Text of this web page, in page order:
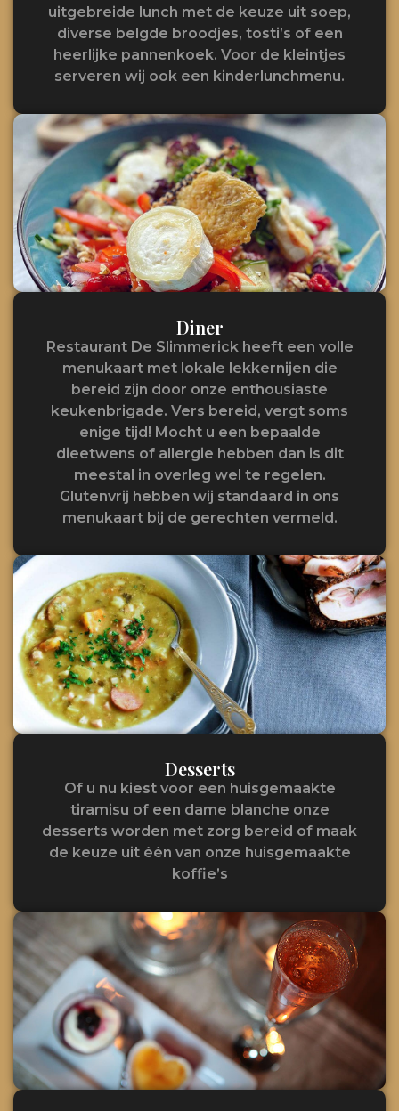
uitgebreide lunch met de keuze uit soep,
diverse belgde broodjes, tosti’s of een
heerlijke pannenkoek. Voor de kleintjes
serveren wij ook een kinderlunchmenu.
Diner
Restaurant De Slimmerick heeft een volle
menukaart met lokale lekkernijen die
bereid zijn door onze enthousiaste
keukenbrigade. Vers bereid, vergt soms
enige tijd! Mocht u een bepaalde
dieetwens of allergie hebben dan is dit
meestal in overleg wel te regelen.
Glutenvrij hebben wij standaard in ons
menukaart bij de gerechten vermeld.
Desserts
Of u nu kiest voor een huisgemaakte
tiramisu of een dame blanche onze
desserts worden met zorg bereid of maak
de keuze uit één van onze huisgemaakte
koffie’s